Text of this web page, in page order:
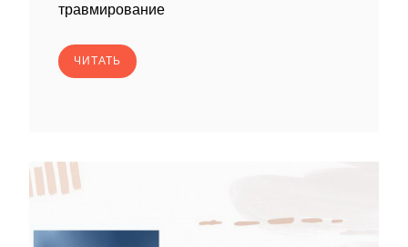
травмирование
ЧИТАТЬ